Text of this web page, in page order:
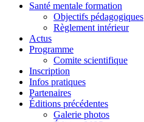
Santé mentale formation
Objectifs pédagogiques
Règlement intérieur
Actus
Programme
Comite scientifique
Inscription
Infos pratiques
Partenaires
Éditions précédentes
Galerie photos